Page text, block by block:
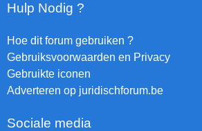
Hulp Nodig ?
Hoe dit forum gebruiken ?
Gebruiksvoorwaarden en Privacy
Gebruikte iconen
Adverteren op juridischforum.be
Sociale media